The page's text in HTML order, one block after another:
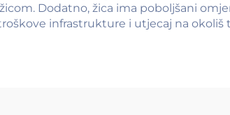
Dodatno, žica ima poboljšani
infrastrukture i utjecaj na okoliš